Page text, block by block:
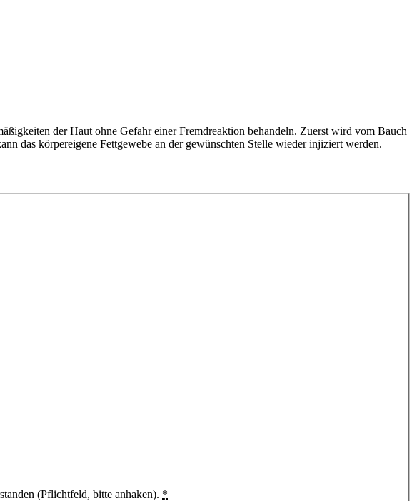
der Haut ohne Gefahr einer Fremdreaktion behandeln. Zuerst wird vom Bauch
das körpereigene Fettgewebe an der gewünschten Stelle wieder injiziert werden.
(Pflichtfeld, bitte anhaken). *